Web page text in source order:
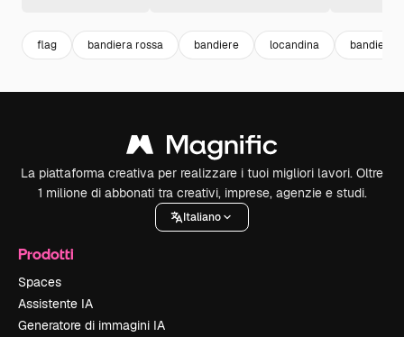
flag bandiera rossa bandiere locandina bandiere
La piattaforma creativa per realizzare i tuoi migliori lavori. Oltre
1 milione di abbonati tra creativi, imprese, agenzie e studi.
Italiano
Prodotti
Spaces
Assistente IA
Generatore di immagini IA